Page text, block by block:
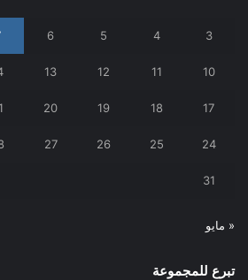
3
4
5
6
10
11
12
13
17
18
19
20
24
25
26
27
31
« مايو
تبرع للمجموعة